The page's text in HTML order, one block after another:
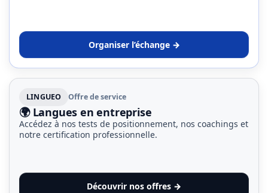
Organiser l’échange →
LINGUEO Offre de service
🌍 Langues en entreprise
Accédez à nos tests de positionnement, nos coachings et
notre certification professionnelle.
Découvrir nos offres →